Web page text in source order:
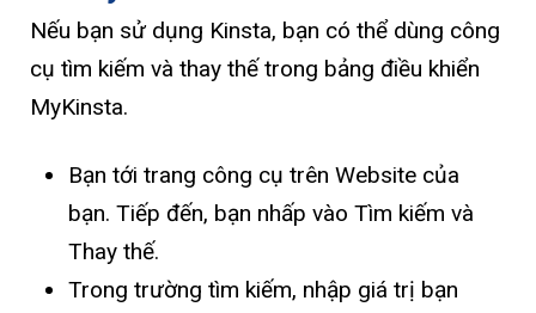
Nếu bạn sử dụng Kinsta, bạn có thể dùng công
cụ tìm kiếm và thay thế trong bảng điều khiển
MyKinsta.
Bạn tới trang công cụ trên Website của
bạn. Tiếp đến, bạn nhấp vào Tìm kiếm và
Thay thế.
Trong trường tìm kiếm, nhập giá trị bạn